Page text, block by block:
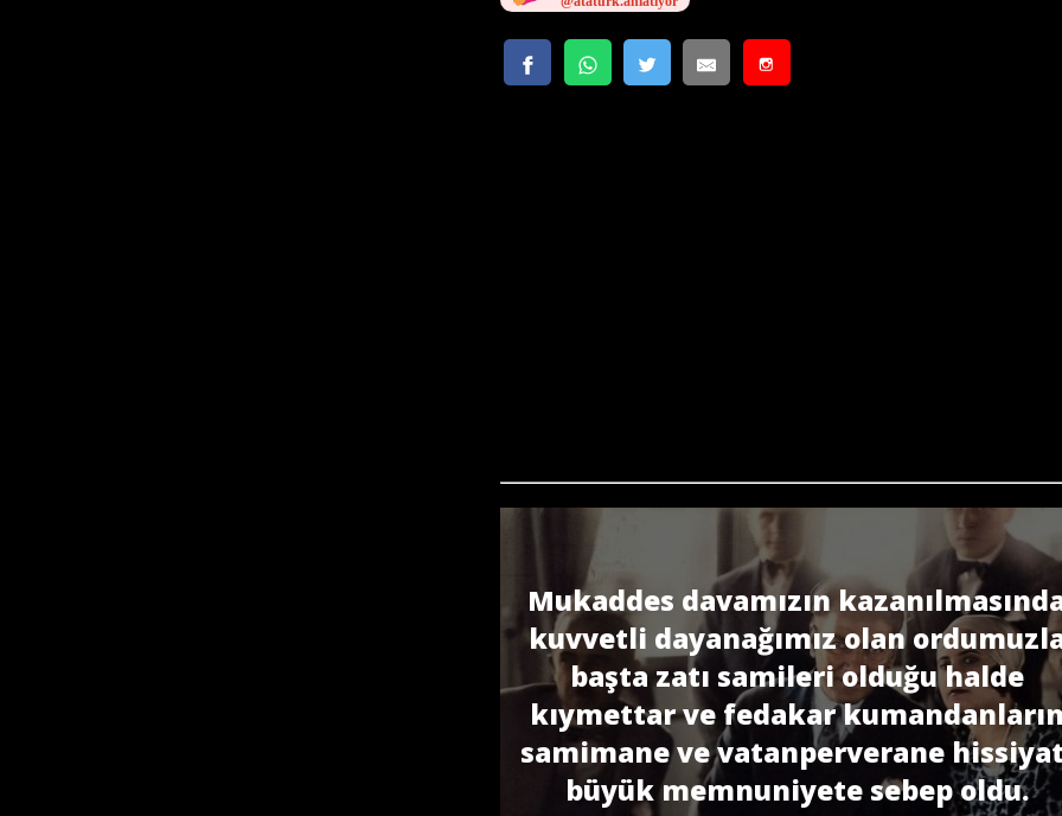
Mukaddes davamızın
kuvvetli dayanağımız olan
başta zatı samileri olduğu halde
kıymettar ve fedakar
samimane ve vatanperverane
büyük memnuniyete sebep oldu.